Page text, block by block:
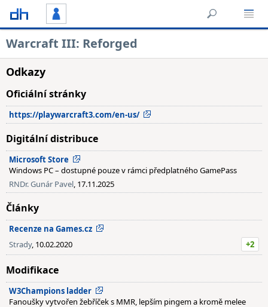
Warcraft III: Reforged
Odkazy
Oficiální stránky
https://playwarcraft3.com/en-us/
Digitální distribuce
Microsoft Store
Windows PC – dostupné pouze v rámci předplatného GamePass
RNDr. Gunár Pavel, 17.11.2025
Články
Recenze na Games.cz
Strady, 10.02.2020 +2
Modifikace
W3Champions ladder
Fanoušky vytvořen žebříček s MMR, lepším pingem a kromě melee